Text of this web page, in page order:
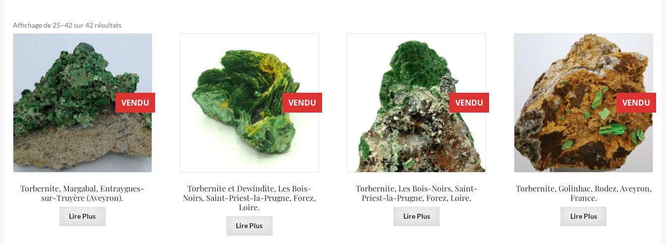
Affichage de 25–42 sur 42 résultatsTrié
du
plus
ancien
VENDU
Torbernite, Margabal, Entraygues-
sur-Truyère (Aveyron).
Lire Plus
VENDU
Torbernite et Dewindite, Les Bois-
Noirs, Saint-Priest-la-Prugne, Forez,
Loire.
Lire Plus
VENDU
Torbernite, Les Bois-Noirs, Saint-
Priest-la-Prugne, Forez, Loire.
Lire Plus
VENDU
Torbernite, Golinhac, Rodez, Aveyron,
France.
Lire Plus